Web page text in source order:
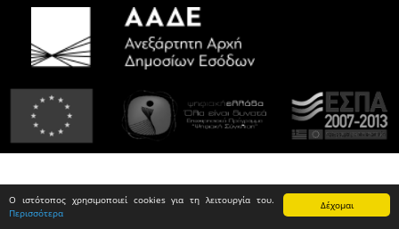
Δέχομαι
Ο ιστότοπος χρησιμοποιεί cookies για τη λειτουργία του.
Περισσότερα